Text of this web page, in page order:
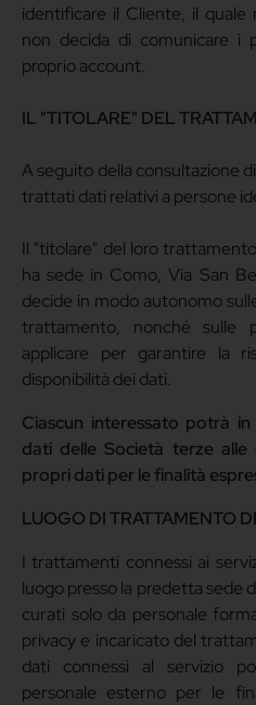
identificare il Cliente, il quale
non decida di comunicare i
proprio account.
IL "TITOLARE" DEL
A seguito della consultazione
trattati dati relativi a persone
Il "titolare" del loro
ha sede in Como, Via San
decide in modo autonomo
trattamento, nonché sulle
applicare per garantire la
disponibilità dei dati.
Ciascun interessato potrà
dati delle Società terze
propri dati per le finalità
LUOGO DI TRATTAMENTO
I trattamenti connessi ai
luogo presso la predetta sede
curati solo da personale
privacy e incaricato del
dati connessi al servizio
personale esterno per le